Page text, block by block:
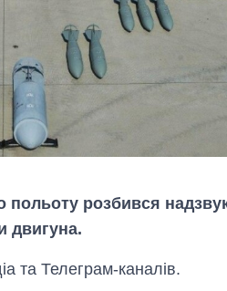
польоту розбився
двигуна.
та Телеграм-каналів.